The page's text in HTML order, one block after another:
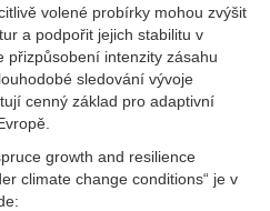
volené probírky mohou zvýšit
a podpořit jejich stabilitu v
přizpůsobení intenzity zásahu
sledování vývoje
cenný základ pro adaptivní
growth and resilience
climate change conditions“ je v